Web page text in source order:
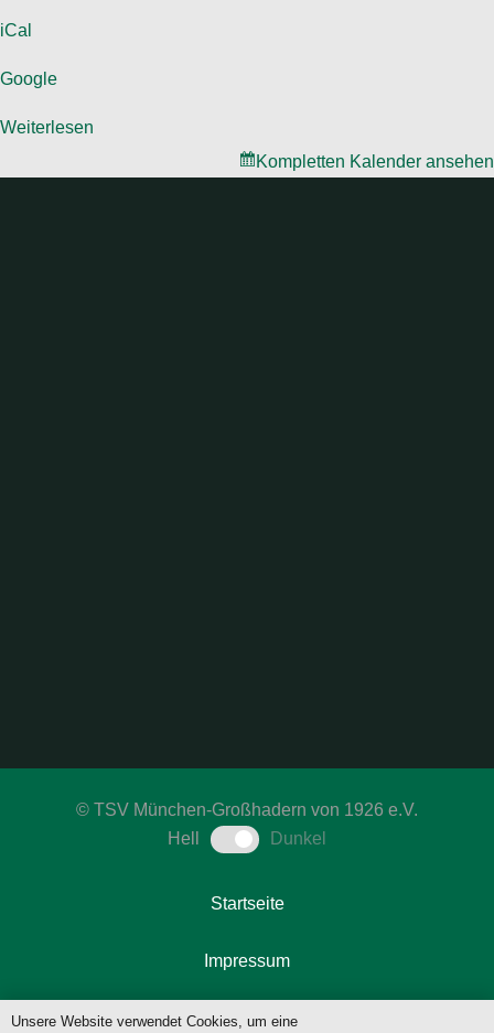
iCal
Google
Weiterlesen
Kompletten Kalender ansehen
© TSV München-Großhadern von 1926 e.V.
Hell
Dunkel
Startseite
Impressum
Datenschutzerklärung
Unsere Website verwendet Cookies, um eine